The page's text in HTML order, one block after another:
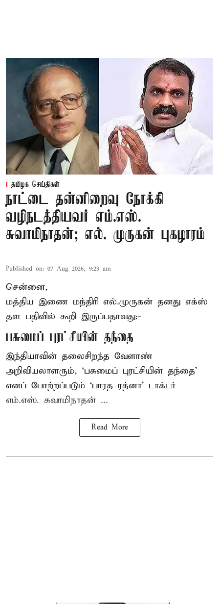
தமிழக செய்திகள்
நாட்டை தன்னிறைவு நோக்கி
வழிநடத்தியவர் எம்.எஸ்.
சுவாமிநாதன்; எல். முருகன் புகழாரம்
Published on: 07 Aug 2026, 9:23 am
சென்னை,
மத்திய இணை மந்திரி எல்.முருகன் தனது எக்ஸ்
தள பதிவில் கூறி இருப்பதாவது:-
பசுமைப் புரட்சியின் தந்தை
இந்தியாவின் தலைசிறந்த வேளாண்
அறிவியலாளரும், ‘பசுமைப் புரட்சியின் தந்தை’
எனப் போற்றப்படும் ‘பாரத ரத்னா’ டாக்டர்
எம்.எஸ். சுவாமிநாதன் ...
Read More